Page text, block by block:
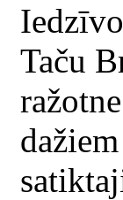
Taču